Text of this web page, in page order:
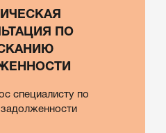
ПО
специалисту по